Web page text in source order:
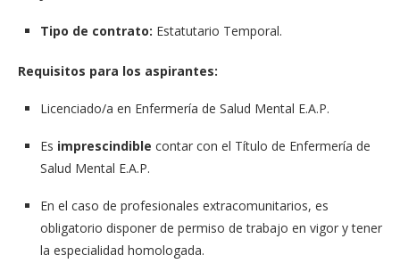
Tipo de contrato: Estatutario Temporal.
Requisitos para los aspirantes:
Licenciado/a en Enfermería de Salud Mental E.A.P.
Es imprescindible contar con el Título de Enfermería de
Salud Mental E.A.P.
En el caso de profesionales extracomunitarios, es
obligatorio disponer de permiso de trabajo en vigor y tener
la especialidad homologada.